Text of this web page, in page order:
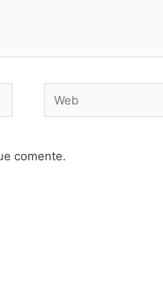
Web
comente.